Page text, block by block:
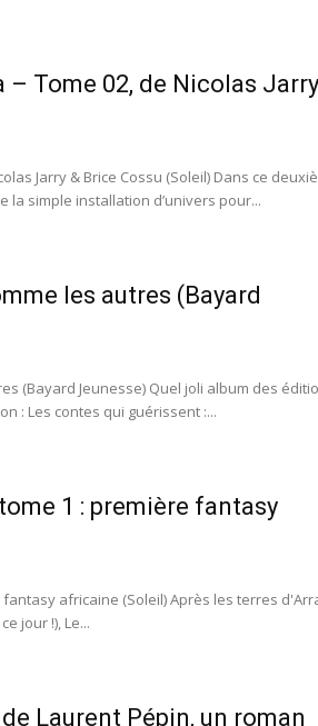
– Tome 02, de Nicolas
Jarry & Brice Cossu (Soleil) Dans ce
la simple installation d’univers pour...
les autres (Bayard
(Bayard Jeunesse) Quel joli album des
: Les contes qui guérissent :...
tome 1 : première fantasy
africaine (Soleil) Après les terres
jour !), Le...
Laurent Pépin, un roman